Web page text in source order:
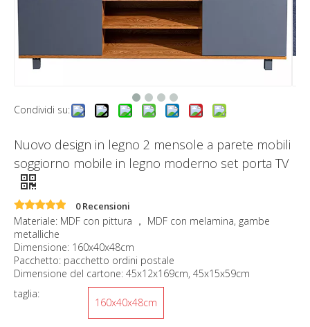
Condividi su:
Nuovo design in legno 2 mensole a parete mobili
soggiorno mobile in legno moderno set porta TV
0 Recensioni
Materiale: MDF con pittura ， MDF con melamina, gambe
metalliche
Dimensione: 160x40x48cm
Pacchetto: pacchetto ordini postale
Dimensione del cartone: 45x12x169cm, 45x15x59cm
taglia:
160x40x48cm